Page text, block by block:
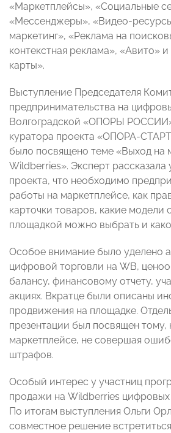
«Маркетплейсы», «Социальные
«Мессенджеры», «Видео-
маркетинг», «Реклама на
контекстная реклама», «Авито»
карты».
Выступление Председателя
предпринимательства на
Волгоградской «ОПОРЫ
куратора проекта «ОПОРА-
было посвящено теме «Выход на
Wildberries». Эксперт рассказала
проекта, что необходимо
работы на маркетплейсе, как
карточки товаров, какие модели
площадкой можно выбрать и
Особое внимание было уделено
цифровой торговли на WB,
балансу, финансовому отчету,
акциях. Вкратце были описаны
продвижения на площадке.
презентации был посвящен тому,
маркетплейсе, не совершая
штрафов.
Особый интерес у участниц
продажи на Wildberries цифровых
По итогам выступления Ольги
совместное решение